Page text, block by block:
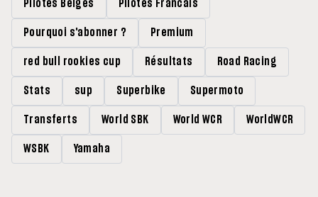
Pilotes Belges Pilotes Francais
Pourquoi s'abonner ? Premium
red bull rookies cup Résultats Road Racing
Stats sup Superbike Supermoto
Transferts World SBK World WCR WorldWCR
WSBK Yamaha